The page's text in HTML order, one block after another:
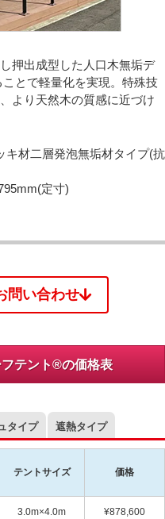
押出成型した人口木無垢デ
とで軽量化を実現。特殊技
より天然木の質感に近づけ
キ材二層発泡無垢材タイプ(抗
定寸)
問い合わせ
テント®の価格表
タイプ 遮熱タイプ
テントサイズ 価格
3.0m×4.0m ¥878,600